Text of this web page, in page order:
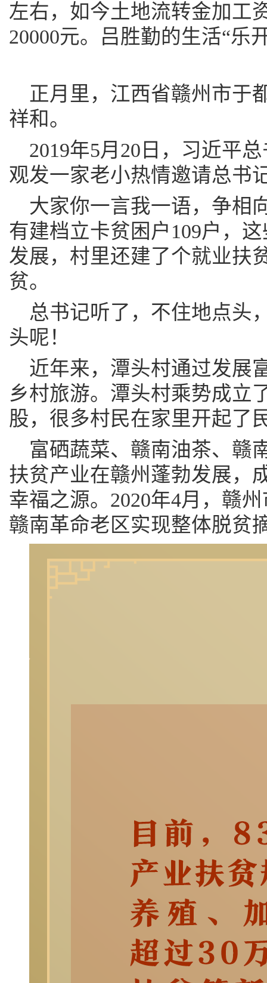
左右，如今土地流转金加工
20000元。吕胜勤的生活“乐
正月里，江西省赣州市于
祥和。
2019年5月20日，习近平
观发一家老小热情邀请总书
大家你一言我一语，争
有建档立卡贫困户109户，
发展，村里还建了个就业扶
贫。
总书记听了，不住地点头
头呢！
近年来，潭头村通过发展
乡村旅游。潭头村乘势成立
股，很多村民在家里开起了
富硒蔬菜、赣南油茶、
扶贫产业在赣州蓬勃发展，
幸福之源。2020年4月，赣
赣南革命老区实现整体脱贫